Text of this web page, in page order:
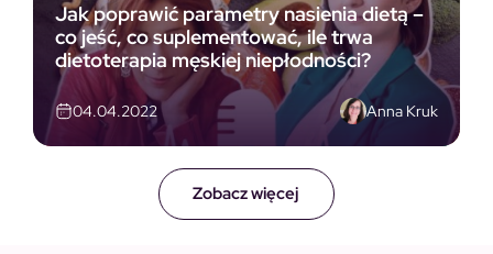
Zobacz więcej
Jak poprawić parametry nasienia dietą –
co jeść, co suplementować, ile trwa
dietoterapia męskiej niepłodności?
04.04.2022 Anna Kruk